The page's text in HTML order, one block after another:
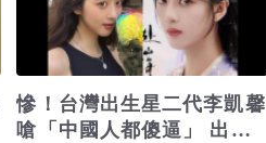
慘！台灣出生星二代李凱馨
嗆「中國人都傻逼」 出演